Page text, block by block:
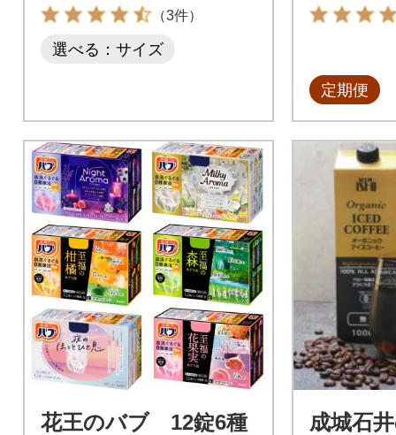
（3件）
選べる：サイズ
定期便
花王のバブ 12錠6種
成城石